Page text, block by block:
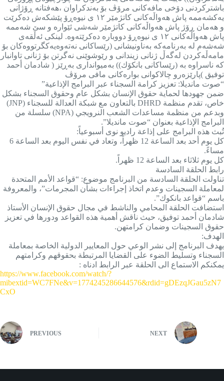
باشترکردنی دۆخی مافەکانی مرۆڤ بۆ بەندکراوان ،ھەفتانە ڕۆژانی
یەکشەممە پاش ھەواڵەکانی کاتژمێر ۱۲ ی نیوەڕۆ پێشکەش دەکرێت
و ھەمان ڕۆژ پاش ھەواڵەکانی کاتژمێر شەشی ئێوارە و سێ شەممە
پاش ھەواڵەکانی ۱۲ ی نیوەڕۆ دووبارە دەکرێتەوە. لینکی ئەڵقەی
شەشەم لە بەرنامەکە بەناونیشانی (رێساكانی نەتەوەیەكگرتووەكان بۆ
مامەڵەكردن لەگەڵ ژنانی زیندانی و رێوشوێنی نەگرتن بۆ ژنانی تاوانبار
كە ناسراوە بە (رێساكانی بانكۆك)) بەمیوانداری بەڕێز ( شادمان أحمد
توفیق )پارێزەرو چالاکوانی بوارەکانی مافی مرۆڤ
“صوت مانديلا: تعزيز كرامة السجناء عبر البرامج الإذاعية”
ضمن جهودها لحماية حقوق الإنسان بشكل عام وحقوق السجناء بشكل
خاص، تقدم منظمة DHRD بالتعاون مع شبكة العدالة للسجناء (JNP)
وبدعم من منظمة مساعدات الشعب النرويجي (NPA) سلسلة من
البرامج الإذاعية بعنوان “صوت مانديلا”.
تُبث هذه البرامج على إذاعة راديو نوى أسبوعياً:
كل يوم أحد بعد الساعة 12 ظهراً، وتعاد في نفس اليوم بعد الساعة 6
مساءً.
كل يوم ثلاثاء بعد الساعة 12 ظهراً.
رابط الحلقة السادسة
تناولت الحلقة السادسة من البرنامج موضوع: “قواعد الأمم المتحدة
لمعاملة السجينات وعدم اتخاذ إجراءات بشأن المجرمات”، والمعروفة
باسم “قواعد بانكوك”.
استضافت الحلقة المحامي والناشط في مجال حقوق الإنسان الأستاذ
شادمان أحمد توفيق، حيث ناقش أهمية هذه القواعد ودورها في تعزيز
حقوق السجينات وضمان كرامتهن.
الهدف:
يهدف البرنامج إلى نشر الوعي حول المعايير الدولية الخاصة بمعاملة
السجناء وتسليط الضوء على القضايا المرتبطة بحقوقهم وكرامتهم
يمكنكم الاستماع الى الحلقة عبر الرابط ادناه :
https://www.facebook.com/watch/?
mibextid=WC7FNe&v=1774245286644576&rdid=gDEzqJGau5zN7
CxO
PREVIOUS NEXT